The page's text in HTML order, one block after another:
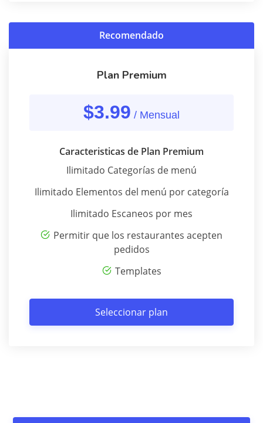
Recomendado
Plan Premium
$3.99 / Mensual
Caracteristicas de Plan Premium
Ilimitado Categorías de menú
Ilimitado Elementos del menú por categoría
Ilimitado Escaneos por mes
Permitir que los restaurantes acepten
pedidos
Templates
Seleccionar plan